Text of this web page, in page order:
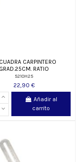
CARPINTERO
GRAD.25CM. RATIO
5210H25
22,90 €
Añadir al
carrito